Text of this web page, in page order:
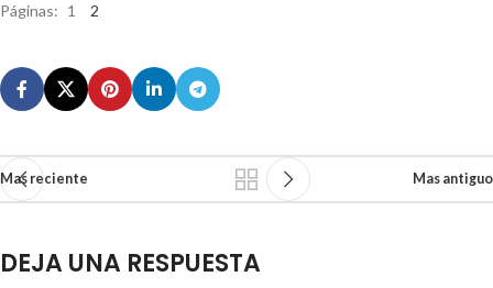
Páginas: 1 2
Mas reciente Mas antiguo
DEJA UNA RESPUESTA